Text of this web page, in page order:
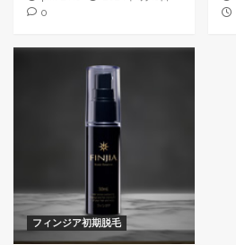
0
フィンジア初期脱毛